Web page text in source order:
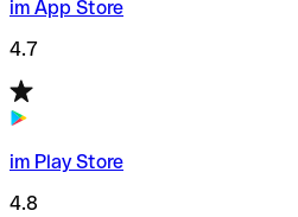
im App Store
4.7
im Play Store
4.8